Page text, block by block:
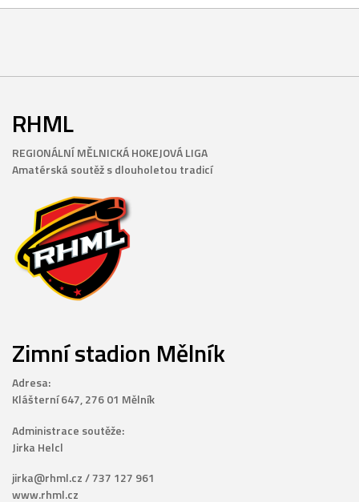
RHML
REGIONÁLNÍ MĚLNICKÁ HOKEJOVÁ LIGA
Amatérská soutěž s dlouholetou tradicí
Zimní stadion Mělník
Adresa:
Klášterní 647, 276 01 Mělník
Administrace soutěže:
Jirka Helcl
jirka@rhml.cz / 737 127 961
www.rhml.cz